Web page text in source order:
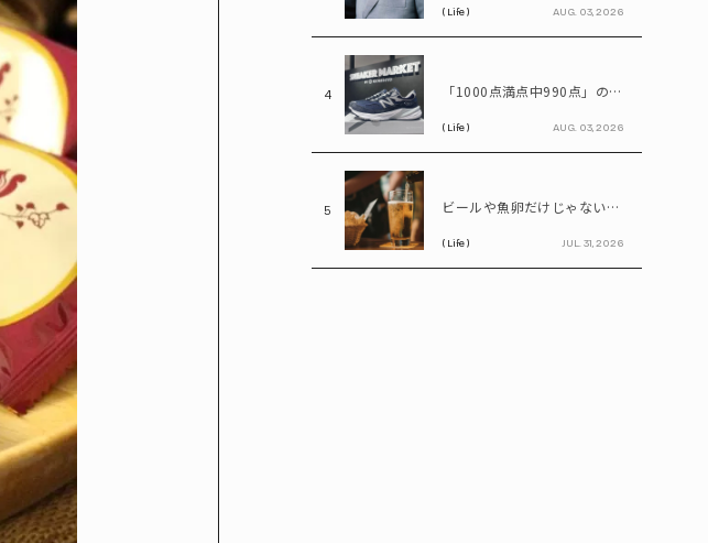
( Life ) AUG. 03, 2026
4 「1000点満点中990点」のスニーカー? ニューバランス「990」が名作と呼ばれる理由
( Life ) AUG. 03, 2026
5 ビールや魚卵だけじゃない…尿酸値を上げる「食べ物・飲み物」とは? 医師が警鐘
( Life ) JUL. 31, 2026